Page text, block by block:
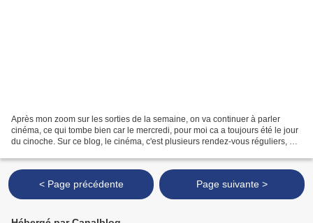
Après mon zoom sur les sorties de la semaine, on va continuer à parler
cinéma, ce qui tombe bien car le mercredi, pour moi ca a toujours été le jour
du cinoche. Sur ce blog, le cinéma, c'est plusieurs rendez-vous réguliers, et
< Page précédente Page suivante >